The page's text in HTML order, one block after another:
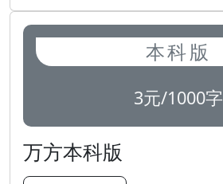
本科版
3元/1000字
万方本科版